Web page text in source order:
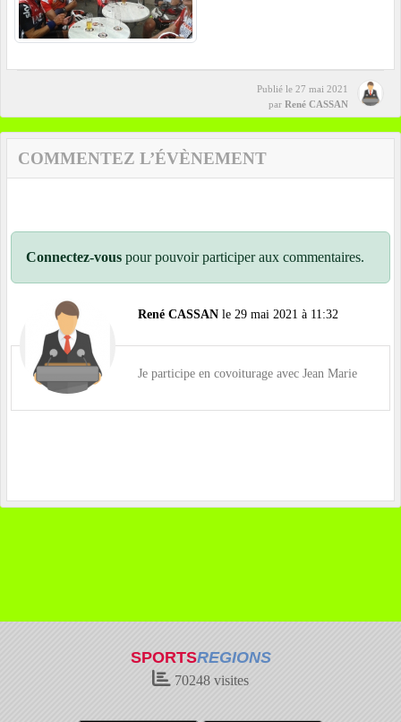
Publié le 27 mai 2021
par René CASSAN
COMMENTEZ L’ÉVÈNEMENT
Connectez-vous pour pouvoir participer aux commentaires.
René CASSAN le 29 mai 2021 à 11:32
Je participe en covoiturage avec Jean Marie
SPORTSREGIONS
70248 visites